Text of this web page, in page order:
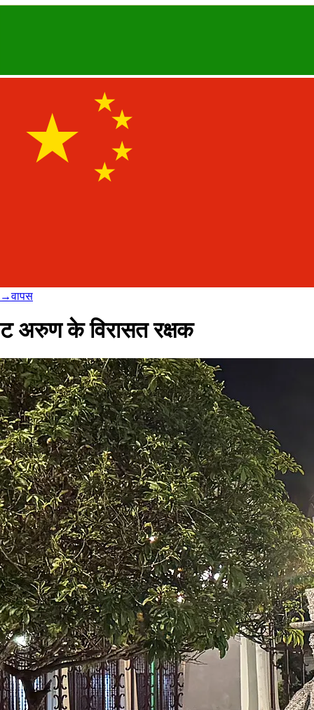
→वापस
ट अरुण के विरासत रक्षक